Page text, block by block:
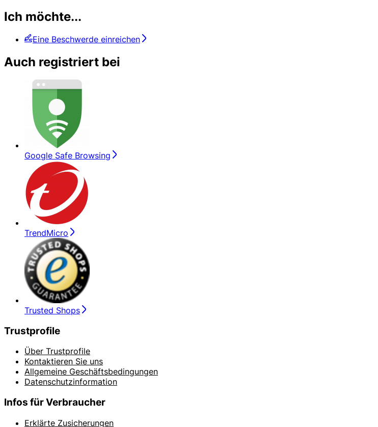
Ich möchte...
Eine Beschwerde einreichen
Auch registriert bei
Google Safe Browsing
TrendMicro
Trusted Shops
Trustprofile
Über Trustprofile
Kontaktieren Sie uns
Allgemeine Geschäftsbedingungen
Datenschutzinformation
Infos für Verbraucher
Erklärte Zusicherungen